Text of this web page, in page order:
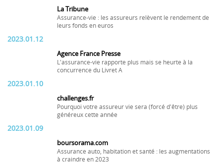
La Tribune
Assurance-vie : les assureurs relèvent le rendement de
leurs fonds en euros
2023.01.12
Agence France Presse
L'assurance-vie rapporte plus mais se heurte à la
concurrence du Livret A
2023.01.10
challenges.fr
Pourquoi votre assureur vie sera (forcé d'être) plus
généreux cette année
2023.01.09
boursorama.com
Assurance auto, habitation et santé : les augmentations
à craindre en 2023